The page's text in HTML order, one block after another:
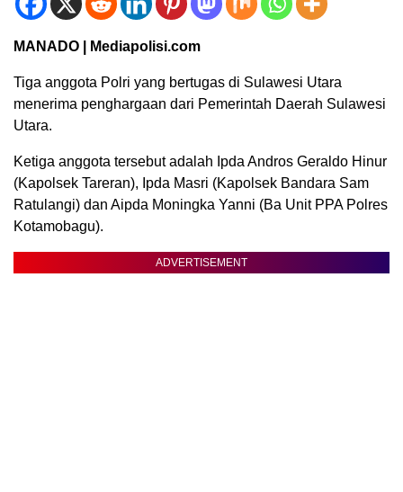
MANADO | Mediapolisi.com
Tiga anggota Polri yang bertugas di Sulawesi Utara
menerima penghargaan dari Pemerintah Daerah Sulawesi
Utara.
Ketiga anggota tersebut adalah Ipda Andros Geraldo Hinur
(Kapolsek Tareran), Ipda Masri (Kapolsek Bandara Sam
Ratulangi) dan Aipda Moningka Yanni (Ba Unit PPA Polres
Kotamobagu).
ADVERTISEMENT